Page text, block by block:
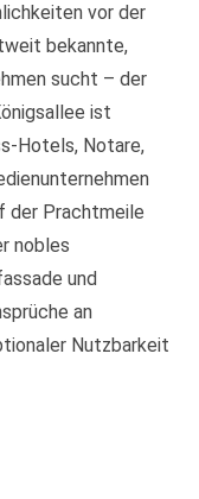
vor der
bekannte,
sucht – der
ist
Hotels, Notare,
der Prachtmeile
nobles
und
an
Nutzbarkeit